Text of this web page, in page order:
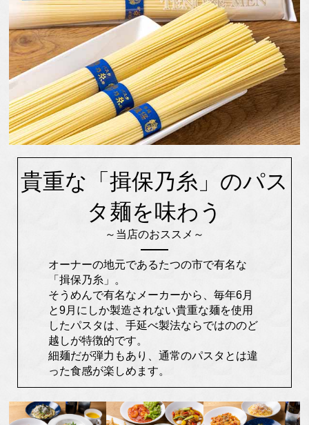
貴重な「揖保乃糸」のパス
タ麺を味わう
～当店のおススメ～
オーナーの地元であるたつの市で有名な
「揖保乃糸」。
そうめんで有名なメーカーから、毎年6月
と9月にしか製造されない貴重な麺を使用
したパスタは、手延べ製法ならではののど
越しが特徴的です。
細麺だが弾力もあり、通常のパスタとは違
った食感が楽しめます。